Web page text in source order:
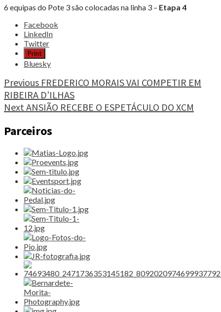
6 equipas do Pote 3 são colocadas na linha 3 – Etapa 4
Share
post
"PORTUGAL
VAI
CONHECER
ADVERSÁRIOS"
Facebook
LinkedIn
Twitter
Print
Bluesky
Continue
Reading
Previous FREDERICO MORAIS VAI COMPETIR EM
RIBEIRA D’ILHAS
Next ANSIÃO RECEBE O ESPETÁCULO DO XCM
Parceiros